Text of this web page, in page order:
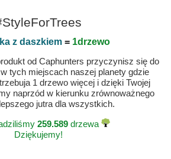
z daszkiem= 1drzewo
od Caphunters przyczynisz się do
tych miejscach naszej planety gdzie
1 drzewo więcej i dzięki Twojej
naprzód w kierunku zrównoważnego
jutra dla wszystkich.
259.589drzewa
Dziękujemy!